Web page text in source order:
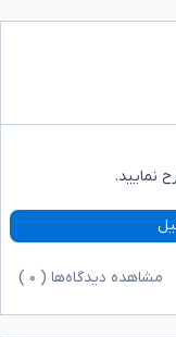
نمایید.
مشاهده دیدگاه‌ها ( ۰